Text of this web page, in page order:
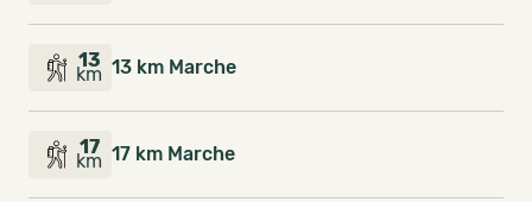
13
km 13 km Marche
17
km 17 km Marche